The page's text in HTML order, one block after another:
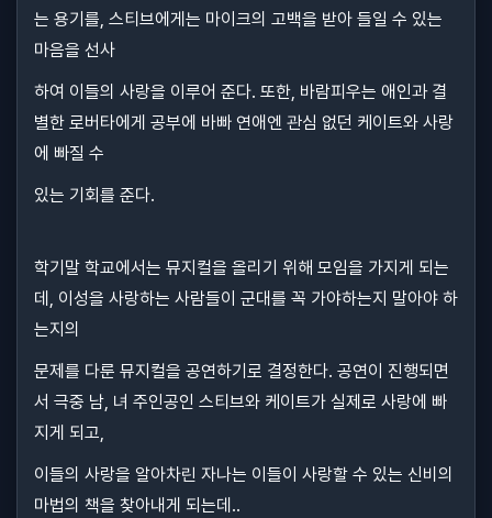
는 용기를, 스티브에게는 마이크의 고백을 받아 들일 수 있는
마음을 선사
하여 이들의 사랑을 이루어 준다. 또한, 바람피우는 애인과 결
별한 로버타에게 공부에 바빠 연애엔 관심 없던 케이트와 사랑
에 빠질 수
있는 기회를 준다.
학기말 학교에서는 뮤지컬을 올리기 위해 모임을 가지게 되는
데, 이성을 사랑하는 사람들이 군대를 꼭 가야하는지 말아야 하
는지의
문제를 다룬 뮤지컬을 공연하기로 결정한다. 공연이 진행되면
서 극중 남, 녀 주인공인 스티브와 케이트가 실제로 사랑에 빠
지게 되고,
이들의 사랑을 알아차린 자나는 이들이 사랑할 수 있는 신비의
마법의 책을 찾아내게 되는데..